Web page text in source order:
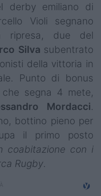
derby emiliano di
Violi segnano
ripresa, due del
Silva subentrato
della vittoria in
Punto di bonus
segna 4 mete,
Mordacci.
bottino pieno per
il primo posto
coabitazione con i
Rugby.